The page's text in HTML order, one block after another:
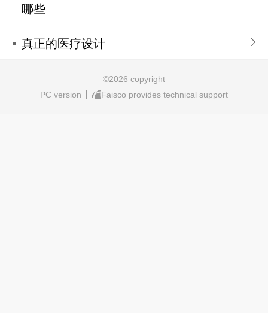
哪些
真正的医疗设计
©2026 copyright
PC version
Faisco provides technical support